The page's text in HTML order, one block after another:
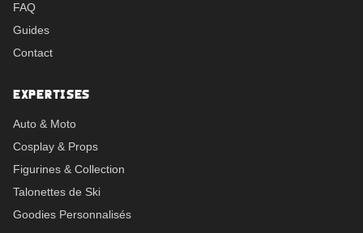
FAQ
Guides
Contact
EXPERTISES
Auto & Moto
Cosplay & Props
Figurines & Collection
Talonettes de Ski
Goodies Personnalisés